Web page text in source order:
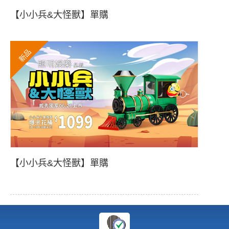
【小小兵&大怪獸】單購
新品
【小小兵&大怪獸】單購